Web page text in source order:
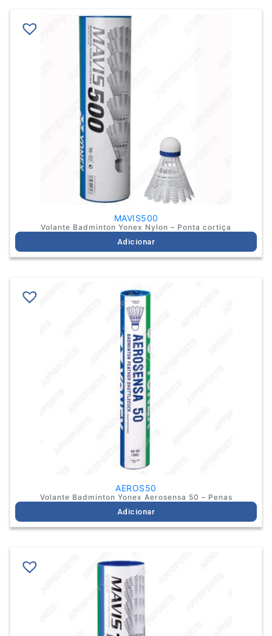
MAVIS500
Volante Badminton Yonex Nylon – Ponta cortiça
Adicionar
AEROS50
Volante Badminton Yonex Aerosensa 50 – Penas
Adicionar